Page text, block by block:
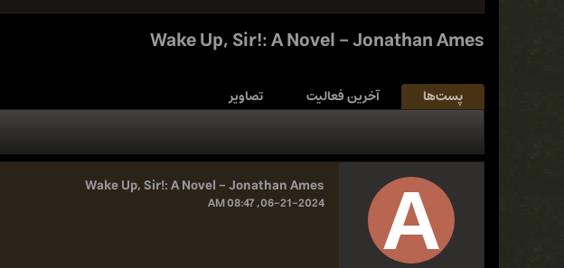
Wake Up, Sir!: A Novel - Jonathan Ames
پست‌ها آخرین فعالیت
تصاویر
Wake Up, Sir!: A Novel - Jonathan Ames
06-21-2024, 08:47 AM